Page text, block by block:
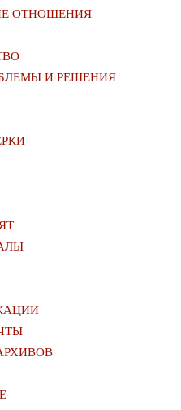
ОТНОШЕНИЯ
И РЕШЕНИЯ